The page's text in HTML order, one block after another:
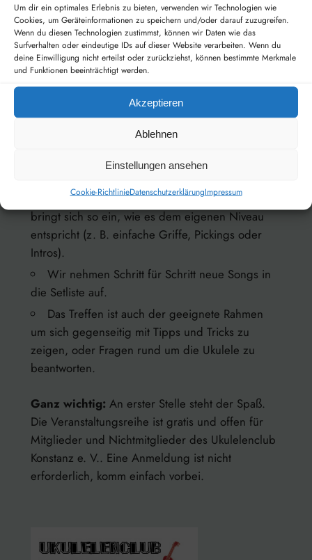
Um dir ein optimales Erlebnis zu bieten, verwenden wir Technologien wie
Cookies, um Geräteinformationen zu speichern und/oder darauf zuzugreifen.
Wenn du diesen Technologien zustimmst, können wir Daten wie das
Surfverhalten oder eindeutige IDs auf dieser Website verarbeiten. Wenn du
deine Einwilligung nicht erteilst oder zurückziehst, können bestimmte Merkmale
und Funktionen beeinträchtigt werden.
Akzeptieren
Ablehnen
Einstellungen ansehen
Cookie-RichtlinieDatenschutzerklärungImpressum
Zukunft auch kleine Auftritte wagen!Aber ganz
wichtig:Das ist ein reinesKann-Angebot(!).Wer
einfach nur in geselliger Runde für sich spielen
und lernen möchte, ist genauso herzlich
willkommen.Niemand muss auf die Bühne!
Der Rahmen:
Wir spielen und festigen die Lieder aus
unserem wachsenden Repertoire.
Wir feilen gemeinsam an den Stücken – jeder
bringt sich so ein, wie es dem eigenen Niveau
entspricht (z. B. einfache Griffe, Pickings oder
Intros).
Wir nehmen Schritt für Schritt neue Songs in
die Setliste auf.
Das Treffen ist auch der geeignete Rahmen
um sich gegenseitig mit Tipps und Tricks zu
zeigen, oder Fragen rund um die Ukulele zu
beantworten.
Ganz wichtig: An erster Stelle steht der Spaß.
Die Veranstaltungsreihe ist gratis und offen für
Mitglieder und Nichtmitglieder des Ukulelenclub
Konstanz e. V.. Eine Anmeldung ist nicht
erforderlich, komm einfach vorbei.